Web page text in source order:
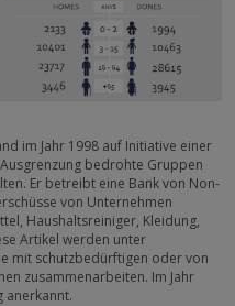
im Jahr 1998 auf Initiative einer
bedrohte Gruppen
Er betreibt eine Bank von Non-
von Unternehmen
Haushaltsreiniger, Kleidung,
Artikel werden unter
mit schutzbedürftigen oder von
zusammenarbeiten. Im Jahr
anerkannt.